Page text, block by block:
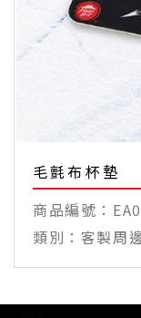
毛氈布杯墊
客製周